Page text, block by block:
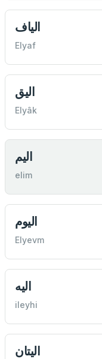
الياف
Elyaf
اليق
Elyâk
اليم
elim
اليوم
Elyevm
اليه
ileyhi
اليتان